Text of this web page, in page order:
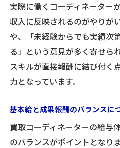
実際に働くコーディネーター
収入に反映されるのがやりが
や、「未経験からでも実績次
る」という意見が多く寄せら
スキルが直接報酬に結び付く
力となっています。
基本給と成果報酬のバランスに
買取コーディネーターの給与
のバランスがポイントとなり